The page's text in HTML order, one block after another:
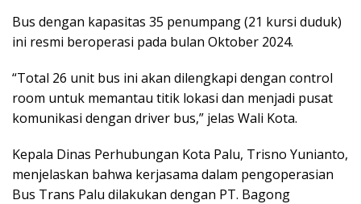
Bus dengan kapasitas 35 penumpang (21 kursi duduk)
ini resmi beroperasi pada bulan Oktober 2024.
“Total 26 unit bus ini akan dilengkapi dengan control
room untuk memantau titik lokasi dan menjadi pusat
komunikasi dengan driver bus,” jelas Wali Kota.
Kepala Dinas Perhubungan Kota Palu, Trisno Yunianto,
menjelaskan bahwa kerjasama dalam pengoperasian
Bus Trans Palu dilakukan dengan PT. Bagong